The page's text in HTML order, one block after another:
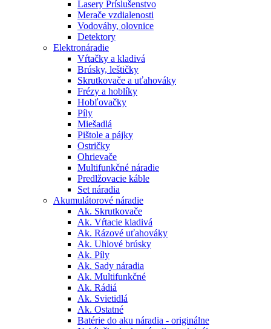
Lasery Príslušenstvo
Merače vzdialenosti
Vodováhy, olovnice
Detektory
Elektronáradie
Vŕtačky a kladivá
Brúsky, leštičky
Skrutkovače a uťahováky
Frézy a hoblíky
Hobľovačky
Píly
Miešadlá
Pištole a pájky
Ostričky
Ohrievače
Multifunkčné náradie
Predlžovacie káble
Set náradia
Akumulátorové náradie
Ak. Skrutkovače
Ak. Vŕtacie kladivá
Ak. Rázové uťahováky
Ak. Uhlové brúsky
Ak. Píly
Ak. Sady náradia
Ak. Multifunkčné
Ak. Rádiá
Ak. Svietidlá
Ak. Ostatné
Batérie do aku náradia - originálne